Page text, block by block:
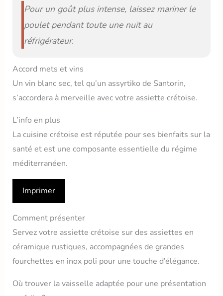
Pour un goût plus intense, laissez mariner le
poulet pendant toute une nuit au
réfrigérateur.
Accord mets et vins
Un vin blanc sec, tel qu’un assyrtiko de Santorin,
s’accordera à merveille avec votre assiette crétoise.
L’info en plus
La cuisine crétoise est réputée pour ses bienfaits sur la
santé et est une composante essentielle du régime
méditerranéen.
Imprimer
Comment présenter
Servez votre assiette crétoise sur des assiettes en
céramique rustiques, accompagnées de grandes
fourchettes en inox poli pour une touche d’élégance.
Où trouver la vaisselle adaptée pour une présentation